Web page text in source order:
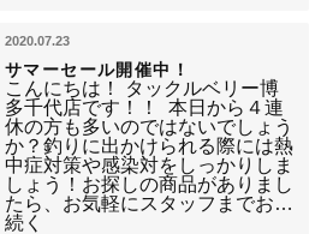
2020.07.23
サマーセール開催中！
こんにちは！ タックルベリー博
多千代店です！！ 本日から４連
休の方も多いのではないでしょう
か？釣りに出かけられる際には熱
中症対策や感染対をしっかりしま
しょう！お探しの商品がありまし
たら、お気軽にスタッフまでお…
続く